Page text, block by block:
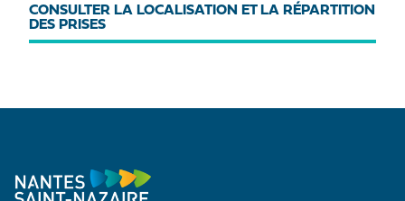
CONSULTER LA LOCALISATION ET LA RÉPARTITION
DES PRISES